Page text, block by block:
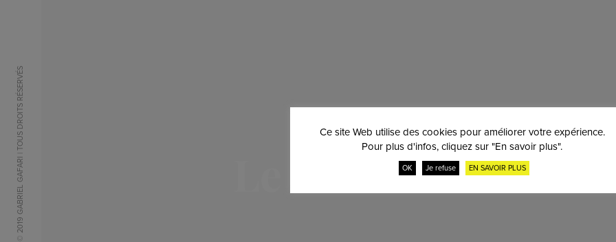
© 2019 GABRIEL GAFARI | TOUS DROITS RÉSERVÉS Le site est en
Ce site Web utilise des cookies pour améliorer votre expérience.
Pour plus d'infos, cliquez sur "En savoir plus".
OK Je refuse EN SAVOIR PLUS